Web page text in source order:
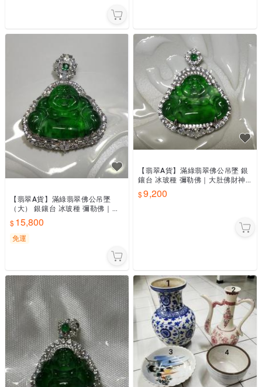
【翡翠A貨】滿綠翡翠佛公吊墜
（大） 銀鑲台 冰玻種 彌勒佛｜大
肚佛財神 玉佛 笑佛 福氣佛
15,800
免運
【翡翠A貨】滿綠翡翠佛公吊墜 銀
鑲台 冰玻種 彌勒佛｜大肚佛財神
玉佛 笑佛 福氣佛
9,200